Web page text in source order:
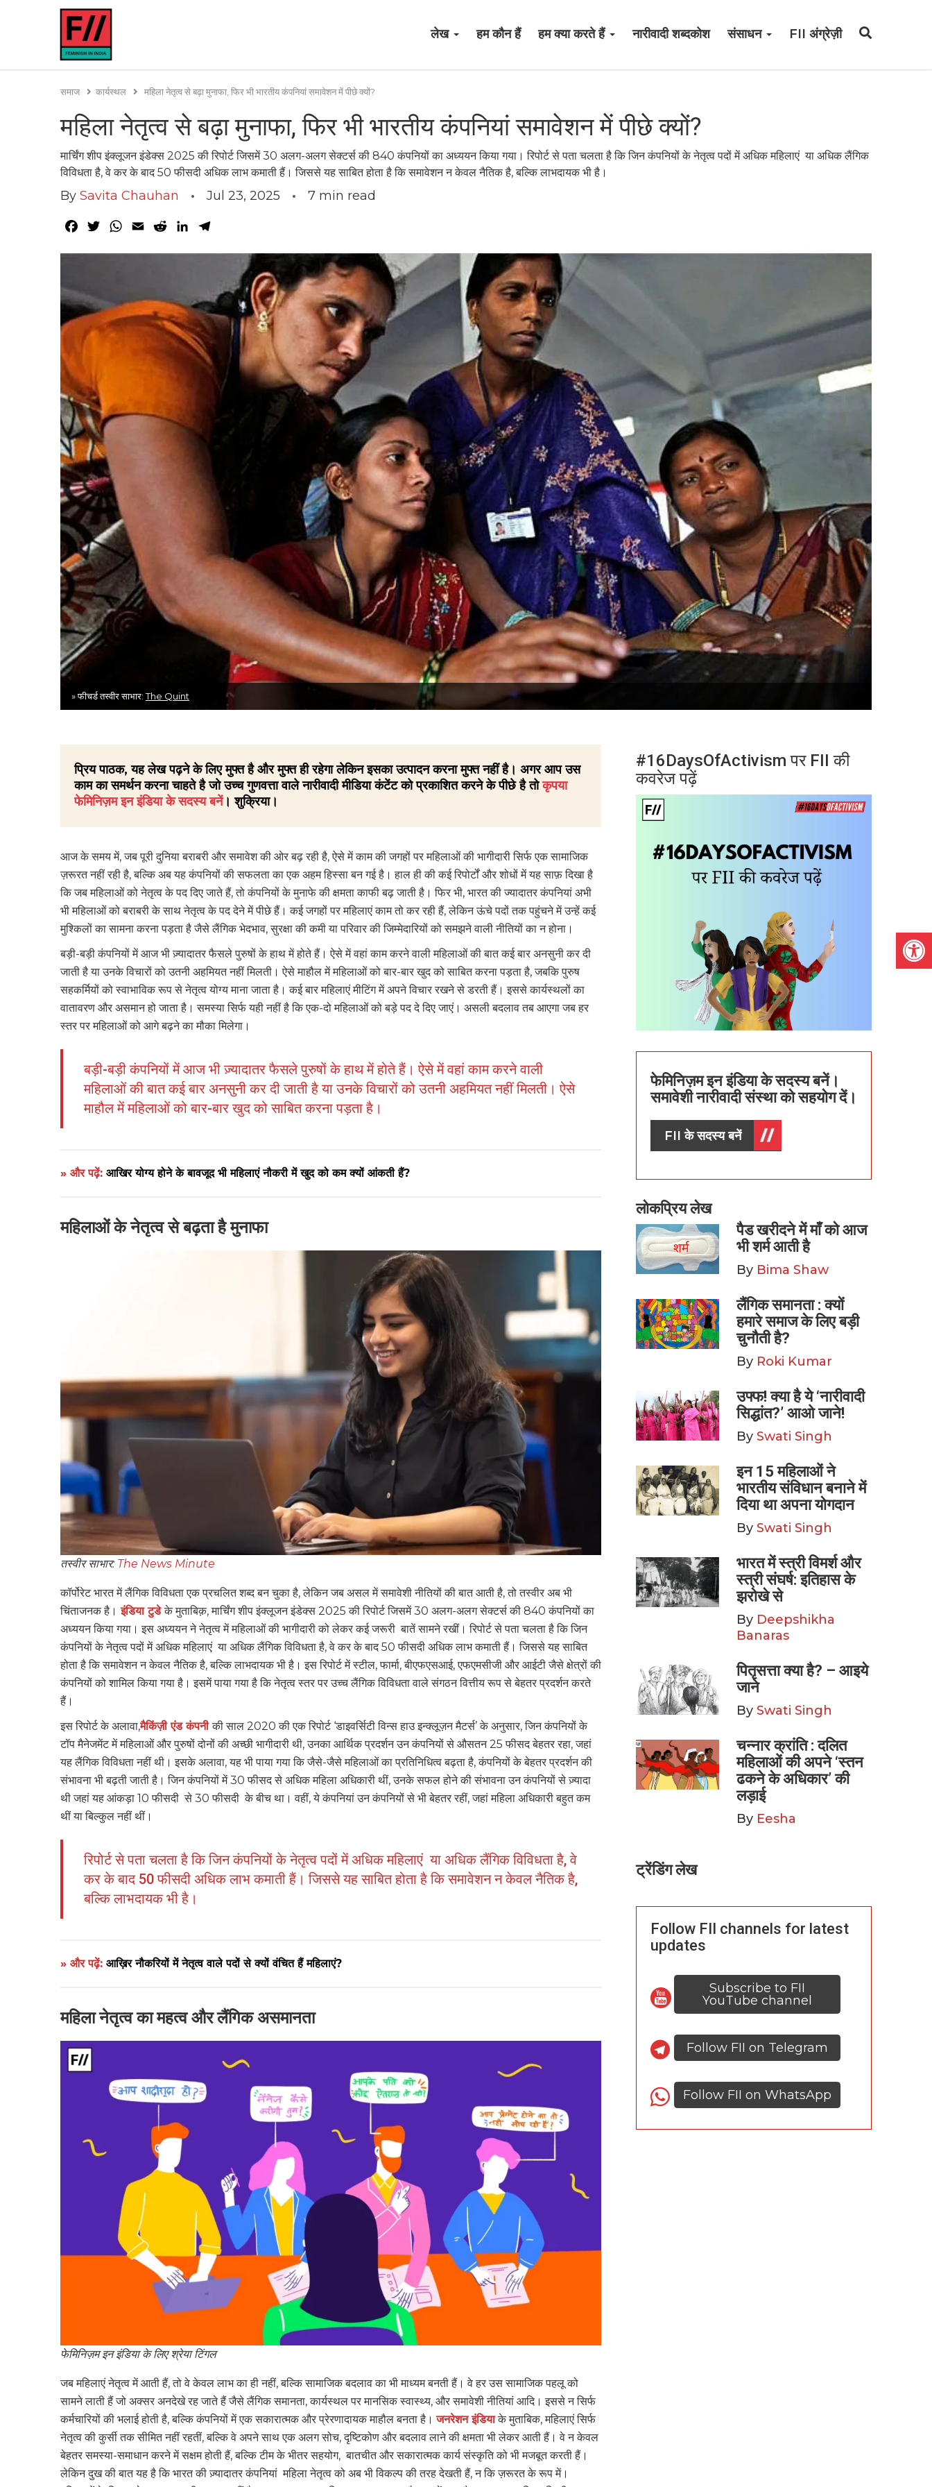
लेख हम कौन हैं हम क्या करते हैं नारीवादी शब्दकोश संसाधन FII अंग्रेज़ी
समाज कार्यस्थल महिला नेतृत्व से बढ़ा मुनाफा, फिर भी भारतीय कंपनियां समावेशन में पीछे क्यों?
महिला नेतृत्व से बढ़ा मुनाफा, फिर भी भारतीय कंपनियां समावेशन में पीछे क्यों?
मार्चिंग शीप इंक्लूजन इंडेक्स 2025 की रिपोर्ट जिसमें 30 अलग-अलग सेक्टर्स की 840 कंपनियों का अध्ययन किया गया। रिपोर्ट से पता चलता है कि जिन कंपनियों के नेतृत्व पदों में अधिक महिलाएं या अधिक लैंगिक
विविधता है, वे कर के बाद 50 फीसदी अधिक लाभ कमाती हैं। जिससे यह साबित होता है कि समावेशन न केवल नैतिक है, बल्कि लाभदायक भी है।
By Savita Chauhan Jul 23, 2025 7 min read
Facebook
TwitterWhatsApp
Email RedditLinkedIn
» फीचर्ड तस्वीर साभार:The Quint
प्रिय पाठक, यह लेख पढ़ने के लिए मुफ्त है और मुफ्त ही रहेगा लेकिन इसका उत्पादन करना मुफ्त नहीं है। अगर आप उस
काम का समर्थन करना चाहते है जो उच्च गुणवत्ता वाले नारीवादी मीडिया कंटेंट को प्रकाशित करने के पीछे है तोकृपया
फेमिनिज़म इन इंडिया के सदस्य बनें। शुक्रिया।
आज के समय में, जब पूरी दुनिया बराबरी और समावेश की ओर बढ़ रही है, ऐसे में काम की जगहों पर महिलाओं की भागीदारी सिर्फ एक सामाजिक
ज़रूरत नहीं रही है, बल्कि अब यह कंपनियों की सफलता का एक अहम हिस्सा बन गई है। हाल ही की कई रिपोर्टों और शोधों में यह साफ़ दिखा है
कि जब महिलाओं को नेतृत्व के पद दिए जाते हैं, तो कंपनियों के मुनाफे की क्षमता काफी बढ़ जाती है। फिर भी, भारत की ज्यादातर कंपनियां अभी
भी महिलाओं को बराबरी के साथ नेतृत्व के पद देने में पीछे हैं। कई जगहों पर महिलाएं काम तो कर रही हैं, लेकिन ऊंचे पदों तक पहुंचने में उन्हें कई
मुश्किलों का सामना करना पड़ता है जैसे लैंगिक भेदभाव, सुरक्षा की कमी या परिवार की जिम्मेदारियों को समझने वाली नीतियों का न होना।
बड़ी-बड़ी कंपनियों में आज भी ज़्यादातर फैसले पुरुषों के हाथ में होते हैं। ऐसे में वहां काम करने वाली महिलाओं की बात कई बार अनसुनी कर दी
जाती है या उनके विचारों को उतनी अहमियत नहीं मिलती। ऐसे माहौल में महिलाओं को बार-बार खुद को साबित करना पड़ता है, जबकि पुरुष
सहकर्मियों को स्वाभाविक रूप से नेतृत्व योग्य माना जाता है। कई बार महिलाएं मीटिंग में अपने विचार रखने से डरती हैं। इससे कार्यस्थलों का
वातावरण और असमान हो जाता है। समस्या सिर्फ यही नहीं है कि एक-दो महिलाओं को बड़े पद दे दिए जाएं। असली बदलाव तब आएगा जब हर
स्तर पर महिलाओं को आगे बढ़ने का मौका मिलेगा।
बड़ी-बड़ी कंपनियों में आज भी ज़्यादातर फैसले पुरुषों के हाथ में होते हैं। ऐसे में वहां काम करने वाली
महिलाओं की बात कई बार अनसुनी कर दी जाती है या उनके विचारों को उतनी अहमियत नहीं मिलती। ऐसे
माहौल में महिलाओं को बार-बार खुद को साबित करना पड़ता है।
» और पढ़ें: आखिर योग्य होने के बावजूद भी महिलाएं नौकरी में खुद को कम क्यों आंकती हैं?
महिलाओं के नेतृत्व से बढ़ता है मुनाफा
तस्वीर साभार: The News Minute
कॉर्पोरेट भारत में लैंगिक विविधता एक प्रचलित शब्द बन चुका है, लेकिन जब असल में समावेशी नीतियों की बात आती है, तो तस्वीर अब भी
चिंताजनक है। इंडिया टुडे के मुताबिक़, मार्चिंग शीप इंक्लूजन इंडेक्स 2025 की रिपोर्ट जिसमें 30 अलग-अलग सेक्टर्स की 840 कंपनियों का
अध्ययन किया गया। इस अध्ययन ने नेतृत्व में महिलाओं की भागीदारी को लेकर कई जरूरी बातें सामने रखीं। रिपोर्ट से पता चलता है कि जिन
कंपनियों के नेतृत्व पदों में अधिक महिलाएं या अधिक लैंगिक विविधता है, वे कर के बाद 50 फीसदी अधिक लाभ कमाती हैं। जिससे यह साबित
होता है कि समावेशन न केवल नैतिक है, बल्कि लाभदायक भी है। इस रिपोर्ट में स्टील, फार्मा, बीएफएसआई, एफएमसीजी और आईटी जैसे क्षेत्रों की
कंपनियों को शामिल किया गया है। इसमें पाया गया है कि नेतृत्व स्तर पर उच्च लैंगिक विविधता वाले संगठन वित्तीय रूप से बेहतर प्रदर्शन करते
हैं।
इस रिपोर्ट के अलावा,मैकिंज़ी एंड कंपनी की साल 2020 की एक रिपोर्ट ‘डाइवर्सिटी विन्स हाउ इन्क्लूज़न मैटर्स’ के अनुसार, जिन कंपनियों के
टॉप मैनेजमेंट में महिलाओं और पुरुषों दोनों की अच्छी भागीदारी थी, उनका आर्थिक प्रदर्शन उन कंपनियों से औसतन 25 फीसद बेहतर रहा, जहां
यह लैंगिक विविधता नहीं थी। इसके अलावा, यह भी पाया गया कि जैसे-जैसे महिलाओं का प्रतिनिधित्व बढ़ता है, कंपनियों के बेहतर प्रदर्शन की
संभावना भी बढ़ती जाती है। जिन कंपनियों में 30 फीसद से अधिक महिला अधिकारी थीं, उनके सफल होने की संभावना उन कंपनियों से ज़्यादा
थी जहां यह आंकड़ा 10 फीसदी से 30 फीसदी के बीच था। वहीं, ये कंपनियां उन कंपनियों से भी बेहतर रहीं, जहां महिला अधिकारी बहुत कम
थीं या बिल्कुल नहीं थीं।
रिपोर्ट से पता चलता है कि जिन कंपनियों के नेतृत्व पदों में अधिक महिलाएं या अधिक लैंगिक विविधता है, वे
कर के बाद 50 फीसदी अधिक लाभ कमाती हैं। जिससे यह साबित होता है कि समावेशन न केवल नैतिक है,
बल्कि लाभदायक भी है।
» और पढ़ें: आख़िर नौकरियों में नेतृत्व वाले पदों से क्यों वंचित हैं महिलाएं?
महिला नेतृत्व का महत्व और लैंगिक असमानता
फेमिनिज़म इन इंडिया के लिए श्रेया टिंगल
जब महिलाएं नेतृत्व में आती हैं, तो वे केवल लाभ का ही नहीं, बल्कि सामाजिक बदलाव का भी माध्यम बनती हैं। वे हर उस सामाजिक पहलू को
सामने लाती हैं जो अक्सर अनदेखे रह जाते हैं जैसे लैंगिक समानता, कार्यस्थल पर मानसिक स्वास्थ्य, और समावेशी नीतियां आदि। इससे न सिर्फ
कर्मचारियों की भलाई होती है, बल्कि कंपनियों में एक सकारात्मक और प्रेरणादायक माहौल बनता है। जनरेशन इंडियाके मुताबिक, महिलाएं सिर्फ
नेतृत्व की कुर्सी तक सीमित नहीं रहतीं, बल्कि वे अपने साथ एक अलग सोच, दृष्टिकोण और बदलाव लाने की क्षमता भी लेकर आती हैं। वे न केवल
बेहतर समस्या-समाधान करने में सक्षम होती हैं, बल्कि टीम के भीतर सहयोग, बातचीत और सकारात्मक कार्य संस्कृति को भी मजबूत करती हैं।
लेकिन दुख की बात यह है कि भारत की ज़्यादातर कंपनियां महिला नेतृत्व को अब भी विकल्प की तरह देखती हैं, न कि ज़रूरत के रूप में।
#16DaysOfActivism पर FII की
कवरेज पढ़ें
फेमिनिज़म इन इंडिया के सदस्य बनें।
समावेशी नारीवादी संस्था को सहयोग दें।
FII के सदस्य बनें
लोकप्रिय लेख
पैड खरीदने में माँ को आज
भी शर्म आती है
By Bima Shaw
लैंगिक समानता : क्यों
हमारे समाज के लिए बड़ी
चुनौती है?
By Roki Kumar
उफ्फ! क्या है ये ‘नारीवादी
सिद्धांत?’ आओ जाने!
By Swati Singh
इन 15 महिलाओं ने
भारतीय संविधान बनाने में
दिया था अपना योगदान
By Swati Singh
भारत में स्त्री विमर्श और
स्त्री संघर्ष: इतिहास के
झरोखे से
By Deepshikha
Banaras
पितृसत्ता क्या है? – आइये
जाने
By Swati Singh
चन्नार क्रांति : दलित
महिलाओं की अपने ‘स्तन
ढकने के अधिकार’ की
लड़ाई
By Eesha
ट्रेंडिंग लेख
Follow FII channels for latest
updates
Subscribe to FII
YouTube channel
Follow FII on Telegram
Follow FII on WhatsApp